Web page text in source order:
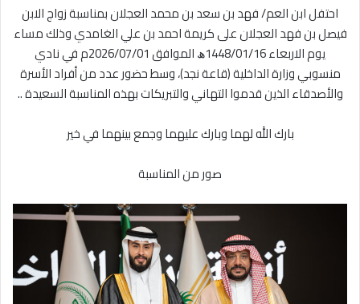
احتفل ابن العم/ فهد بن سعد بن محمد العجلان بمناسبة زواج الابن
فيصل بن فهد العجلان على كريمة احمد بن علي الغامدي وذلك مساء
يوم الاربعاء 1448/01/16ﮪ الموافق 2026/07/01م في نادي
منسوبي وزارة الداخلية (قاعة نجد)، وسط حضور عدد من أفراد الأسرة
والأصدقاء الذين قدموا التهاني والتبريكات بهذه المناسبة السعيدة ..
بارك الله لهما وبارك عليهما وجمع بينهما في خير
صور من المناسبة